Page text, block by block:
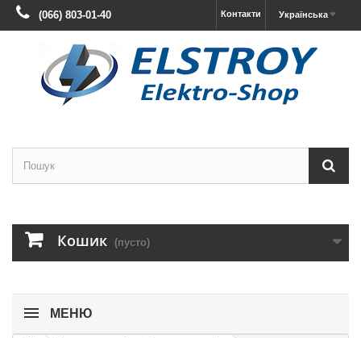
Українська
Контакти
(066) 803-01-40
Кошик (пусто)
МЕНЮ